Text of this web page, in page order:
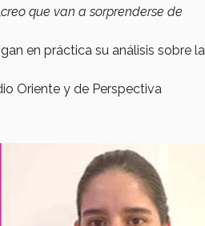
que van a sorprenderse de
en práctica su análisis sobre la
Oriente y de Perspectiva